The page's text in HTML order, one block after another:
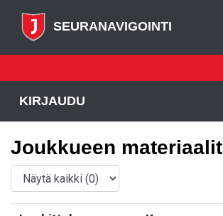
SEURANAVIGOINTI
KIRJAUDU
Joukkueen materiaalit